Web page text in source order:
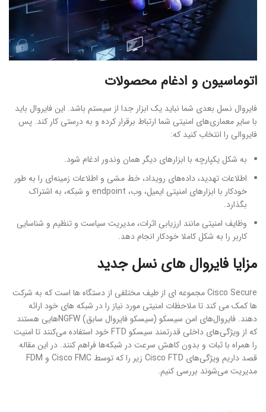
اتوماسیون و ادغام محصولات
فایروال نسل بعدی شما نباید یک ابزار جدا از سیستم باشد. این فایروال باید
با سایر معماری‌های امنیتی شما ارتباط برقرار کرده و به درستی کار کند. پس
فایروالی را انتخاب کنید که:
به شکل یکپارچه با ابزارهای دیگر همان وندور ادغام شود.
اطلاعات تهدید، داده‏‌های رویداد، خط مشی و اطلاعات زمینه‌ای را به طور
خودکار با ابزارهای امنیتی ایمیل، وب، endpoint و شبکه، به اشتراک
بگذارد.
وظایف امنیتی مانند ارزیابی اثرات، مدیریت سیاست و تنظیم و شناسایی
کاربر را به شکل کاملا خودکار انجام دهد.
مزایا فایروال های نسل جدید
Cisco Secure مجموعه ای از طیف مختلفی از دستگاه ها است که به شرکت
ها کمک می کند تا ملاحظات امنیتی مورد نیاز را در شبکه های خود ارائه
دهند. فایروال‌های امن سیسکو (سیسکو فایروال سابق) NGFWهایی هستند
که از ویژگی‌های داخلی قدرتمند سیسکو FTD خود استفاده می‌کنند تا امنیت
را همراه با ثبات و بدون کاهش سرعت در شبکه‌ها فراهم کنند. در این مقاله
قصد داریم ویژگی‌های Cisco FTD زیر را که توسط Cisco FMC و FDM
مدیریت می‌شوند بررسی کنیم.